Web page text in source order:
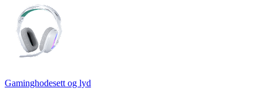
Gaminghodesett og lyd